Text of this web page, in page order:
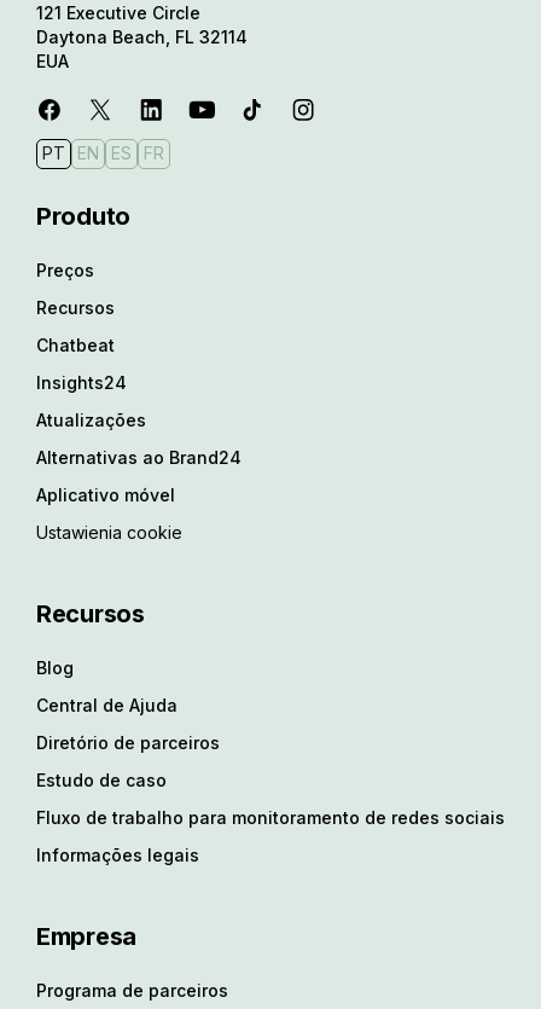
121 Executive Circle
Daytona Beach, FL 32114
EUA
PT EN ES FR
Produto
Preços
Recursos
Chatbeat
Insights24
Atualizações
Alternativas ao Brand24
Aplicativo móvel
Ustawienia cookie
Recursos
Blog
Central de Ajuda
Diretório de parceiros
Estudo de caso
Fluxo de trabalho para monitoramento de redes sociais
Informações legais
Empresa
Programa de parceiros